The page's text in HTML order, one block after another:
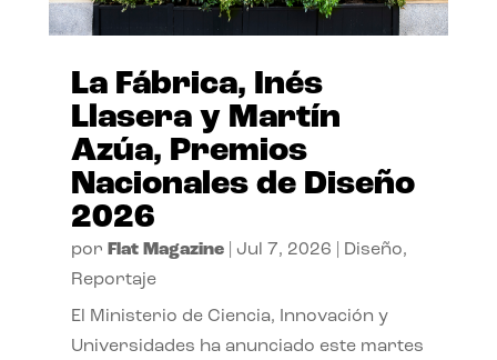
La Fábrica, Inés
Llasera y Martín
Azúa, Premios
Nacionales de Diseño
2026
por Flat Magazine| Jul 7, 2026 Diseño,
Reportaje
El Ministerio de Ciencia, Innovación y
Universidades ha anunciado este martes